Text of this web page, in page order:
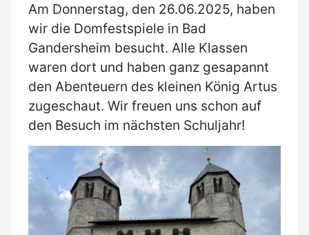
Am Donnerstag, den 26.06.2025, haben
wir die Domfestspiele in Bad
Gandersheim besucht. Alle Klassen
waren dort und haben ganz gesapannt
den Abenteuern des kleinen König Artus
zugeschaut. Wir freuen uns schon auf
den Besuch im nächsten Schuljahr!